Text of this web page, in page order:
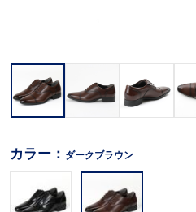
カラー： ダークブラウン